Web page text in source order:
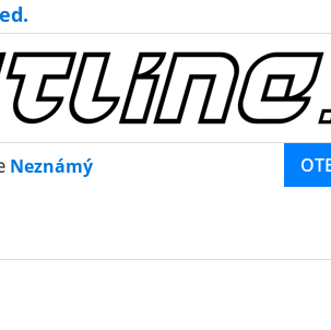
Neznámý